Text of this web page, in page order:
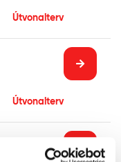
Útvonalterv
Útvonalterv